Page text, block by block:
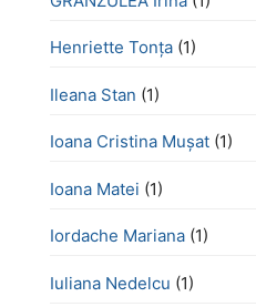
Henriette Tonţa (1)
Ileana Stan (1)
Ioana Cristina Mușat (1)
Ioana Matei (1)
Iordache Mariana (1)
Iuliana Nedelcu (1)